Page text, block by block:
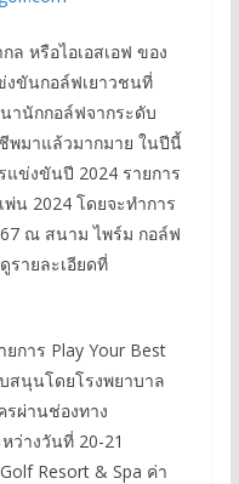
หรือไอเอสเอฟ ของ
งขันกอล์ฟเยาวชนที่
านักกอล์ฟจากระดับ
พมาแล้วมากมาย ในปีนี้
ข่งขันปี 2024 รายการ
พ่น 2024 โดยจะทำการ
ณ สนาม ไพร์ม กอล์ฟ
รายละเอียดที่
การ Play Your Best
สนุนโดยโรงพยาบาล
รผ่านช่องทาง
ว่างวันที่ 20-21
Resort & Spa ค่า